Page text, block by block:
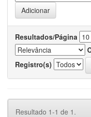
Resultados/Página
Registro(s)
Resultado 1-1 de 1.